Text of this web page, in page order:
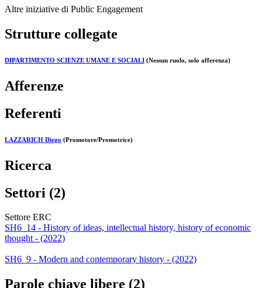
Altre iniziative di Public Engagement
Strutture collegate
DIPARTIMENTO SCIENZE UMANE E SOCIALI (Nessun ruolo, solo afferenza)
Afferenze
Referenti
LAZZARICH Diego (Promotore/Promotrice)
Ricerca
Settori (2)
Settore ERC
SH6_14 - History of ideas, intellectual history, history of economic
thought - (2022)
SH6_9 - Modern and contemporary history - (2022)
Parole chiave libere (2)